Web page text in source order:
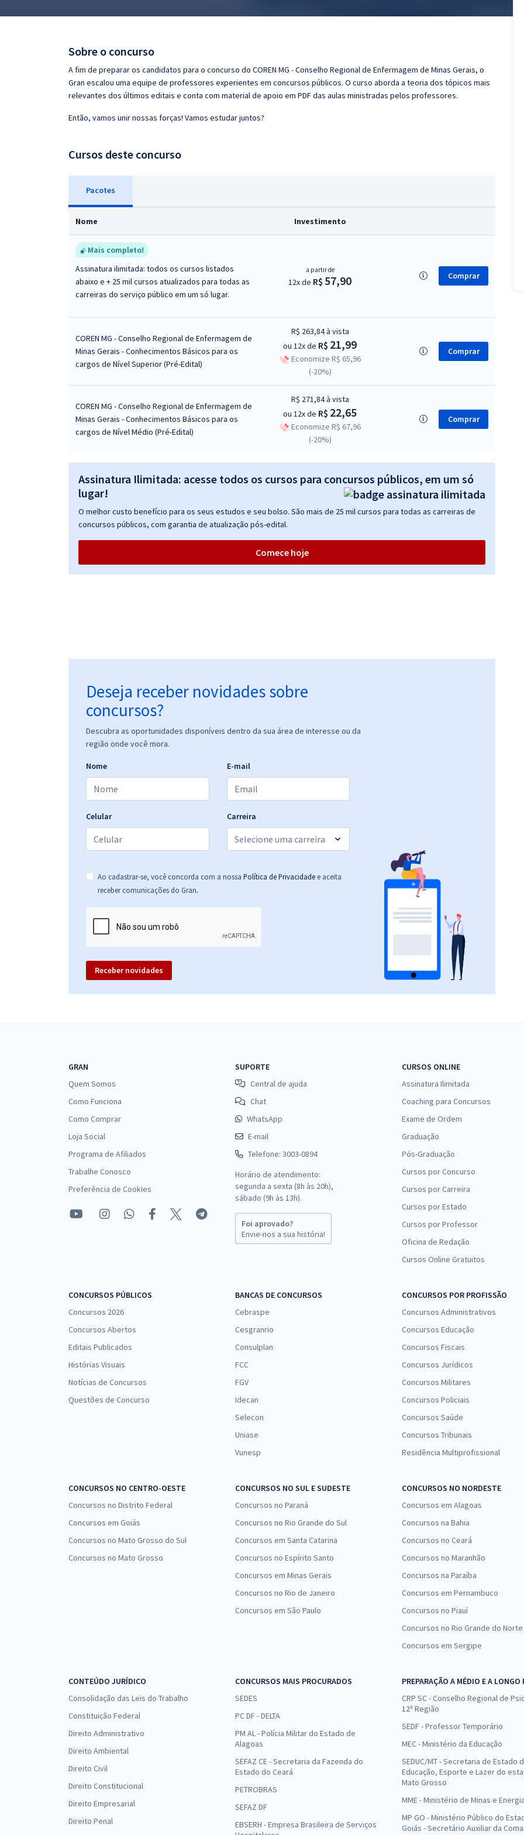
Questões grátis
Sobre o concurso
A fim de preparar os candidatos para o concurso do COREN MG - Conselho Regional de Enfermagem de Minas Gerais, o
Gran escalou uma equipe de professores experientes em concursos públicos. O curso aborda a teoria dos tópicos mais
relevantes dos últimos editais e conta com material de apoio em PDF das aulas ministradas pelos professores.
Então, vamos unir nossas forças! Vamos estudar juntos?
Cursos deste concurso
Pacotes
Nome Investimento
Mais completo!
Assinatura ilimitada: todos os cursos listados
abaixo e + 25 mil cursos atualizados para todas as
carreiras do serviço público em um só lugar.
a partir de
12x de R$ 57,90 Comprar
COREN MG - Conselho Regional de Enfermagem de
Minas Gerais - Conhecimentos Básicos para os
cargos de Nível Superior (Pré-Edital)
R$ 263,84à vista
ou 12x de R$ 21,99
Economize R$ 65,96
(-20%)
Comprar
COREN MG - Conselho Regional de Enfermagem de
Minas Gerais - Conhecimentos Básicos para os
cargos de Nível Médio (Pré-Edital)
R$ 271,84à vista
ou 12x de R$ 22,65
Economize R$ 67,96
(-20%)
Comprar
Assinatura Ilimitada: acesse todos os cursos para concursos públicos, em um só
lugar!
O melhor custo benefício para os seus estudos e seu bolso. São mais de 25 mil cursos para todas as carreiras de
concursos públicos, com garantia de atualização pós-edital.
Comece hoje
Deseja receber novidades sobre
concursos?
Descubra as oportunidades disponíveis dentro da sua área de interesse ou da
região onde você mora.
Nome E-mail
Celular Carreira
Ao cadastrar-se, você concorda com a nossa Política de Privacidade e aceita
receber comunicações do Gran.
Receber novidades
GRAN
Quem Somos
Como Funciona
Como Comprar
Loja Social
Programa de Afiliados
Trabalhe Conosco
Preferência de Cookies
SUPORTE
Central de ajuda
Chat
WhatsApp
E-mail
Telefone: 3003-0894
Horário de atendimento:
segunda a sexta (8h às 20h),
sábado (9h às 13h).
Foi aprovado?
Envie-nos a sua história!
CURSOS ONLINE
Assinatura Ilimitada
Coaching para Concursos
Exame de Ordem
Graduação
Pós-Graduação
Cursos por Concurso
Cursos por Carreira
Cursos por Estado
Cursos por Professor
Oficina de Redação
Cursos Online Gratuitos
CONCURSOS PÚBLICOS
Concursos 2026
Concursos Abertos
Editais Publicados
Histórias Visuais
Notícias de Concursos
Questões de Concurso
BANCAS DE CONCURSOS
Cebraspe
Cesgranrio
Consulplan
FCC
FGV
Idecan
Selecon
Uniase
Vunesp
CONCURSOS POR PROFISSÃO
Concursos Administrativos
Concursos Educação
Concursos Fiscais
Concursos Jurídicos
Concursos Militares
Concursos Policiais
Concursos Saúde
Concursos Tribunais
Residência Multiprofissional
CONCURSOS NO CENTRO-OESTE
Concursos no Distrito Federal
Concursos em Goiás
Concursos no Mato Grosso do Sul
Concursos no Mato Grosso
CONCURSOS NO SUL E SUDESTE
Concursos no Paraná
Concursos no Rio Grande do Sul
Concursos em Santa Catarina
Concursos no Espírito Santo
Concursos em Minas Gerais
Concursos no Rio de Janeiro
Concursos em São Paulo
CONCURSOS NO NORDESTE
Concursos em Alagoas
Concursos na Bahia
Concursos no Ceará
Concursos no Maranhão
Concursos na Paraíba
Concursos em Pernambuco
Concursos no Piauí
Concursos no Rio Grande do Norte
Concursos em Sergipe
CONTEÚDO JURÍDICO
Consolidação das Leis do Trabalho
Constituição Federal
Direito Administrativo
Direito Ambiental
Direito Civil
Direito Constitucional
Direito Empresarial
Direito Penal
CONCURSOS MAIS PROCURADOS
SEDES
PC DF - DELTA
PM AL - Polícia Militar do Estado de
Alagoas
SEFAZ CE - Secretaria da Fazenda do
Estado do Ceará
PETROBRAS
SEFAZ DF
EBSERH - Empresa Brasileira de Serviços
PREPARAÇÃO A MÉDIO E A LONGO
CRP SC - Conselho Regional de
12ª Região
SEDF - Professor Temporário
MEC - Ministério da Educação
SEDUC/MT - Secretaria de Estado
Educação, Esporte e Lazer do
Mato Grosso
MME - Ministério de Minas e
MP GO - Ministério Público do
Goiás - Secretário Auxiliar da